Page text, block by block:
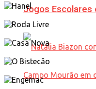
Jogos Escolares